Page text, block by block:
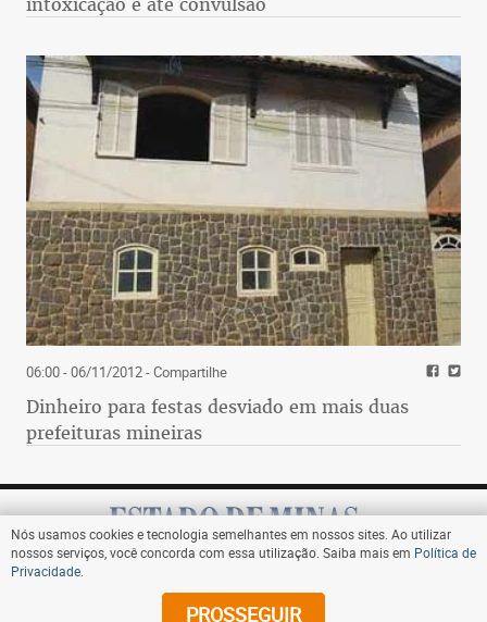
06:00 - 06/11/2012- Compartilhe
Dinheiro para festas desviado em mais duas
prefeituras mineiras
Assine
Nós usamos cookies e tecnologia semelhantes em nossos sites. Ao utilizar
nossos serviços, você concorda com essa utilização. Saiba mais em Política de
Privacidade
PROSSEGUIR